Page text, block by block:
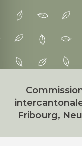
Fribourg,